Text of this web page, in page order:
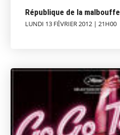
République de la malbouffe
LUNDI 13 FÉVRIER 2012 | 21H00